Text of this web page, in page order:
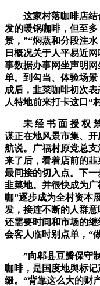
这家村落咖啡店结
发的暖锅咖啡，但至
景，”“焖蒸和分段注
日概况关于人平易近
事数据办事网坐声明
单。到勾当、体验场
成后，韭菜咖啡初次
人特地前来打卡这口“
未 经 书 面 授 权 禁
谋正在地风景市集、
航说。广福村原党总
来了后，看着店前的
最间接的切入点。下
韭菜地。并很快成为广
咖”逐步成为全村资本
发，接连不断的人群
还需要时间和市场的
会客人临时别点单，“
”向郫县豆瓣保守制
咖啡，是国度地舆标
缀。“背靠这么大的财